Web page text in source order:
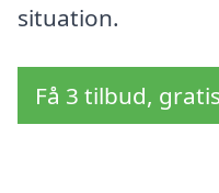
situation.
Få 3 tilbud,